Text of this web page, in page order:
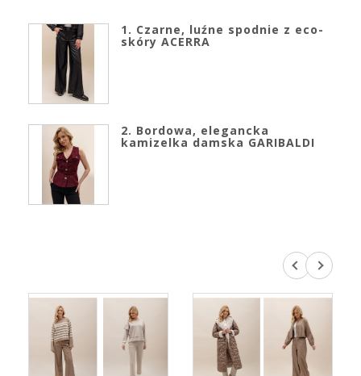
1. Czarne, luźne spodnie z eco-
skóry ACERRA
2. Bordowa, elegancka
kamizelka damska GARIBALDI